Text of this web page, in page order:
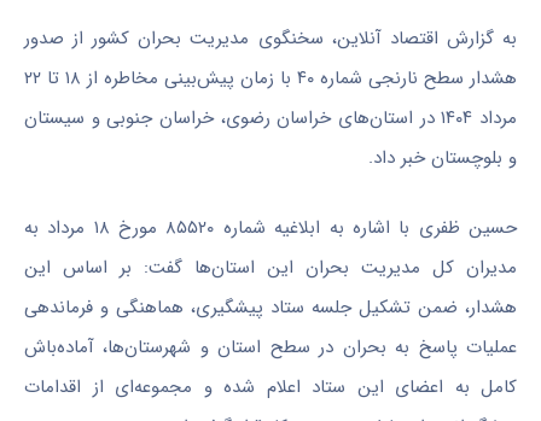
به گزارش اقتصاد آنلاین، سخنگوی مدیریت بحران کشور از صدور
هشدار سطح نارنجی شماره ۴۰ با زمان پیش‌بینی مخاطره از ۱۸ تا ۲۲
مرداد ۱۴۰۴ در استان‌های خراسان رضوی، خراسان جنوبی و سیستان
و بلوچستان خبر داد.
حسین ظفری با اشاره به ابلاغیه شماره ۸۵۵۲۰ مورخ ۱۸ مرداد به
مدیران کل مدیریت بحران این استان‌ها گفت: بر اساس این
هشدار، ضمن تشکیل جلسه ستاد پیشگیری، هماهنگی و فرماندهی
عملیات پاسخ به بحران در سطح استان و شهرستان‌ها، آماده‌باش
کامل به اعضای این ستاد اعلام شده و مجموعه‌ای از اقدامات